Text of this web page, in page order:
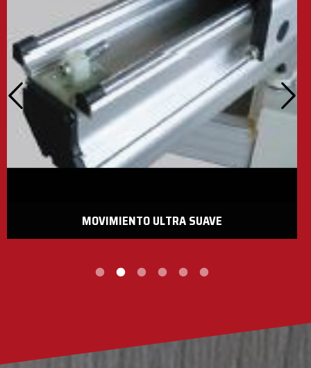
MOVIMIENTO ULTRA SUAVE